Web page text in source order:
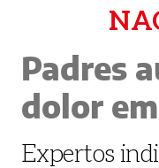
Padres
dolor
Expertos